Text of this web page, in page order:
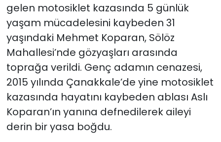
gelen motosiklet kazasında 5 günlük
yaşam mücadelesini kaybeden 31
yaşındaki Mehmet Koparan, Sölöz
Mahallesi’nde gözyaşları arasında
toprağa verildi. Genç adamın cenazesi,
2015 yılında Çanakkale’de yine motosiklet
kazasında hayatını kaybeden ablası Aslı
Koparan’ın yanına defnedilerek aileyi
derin bir yasa boğdu.